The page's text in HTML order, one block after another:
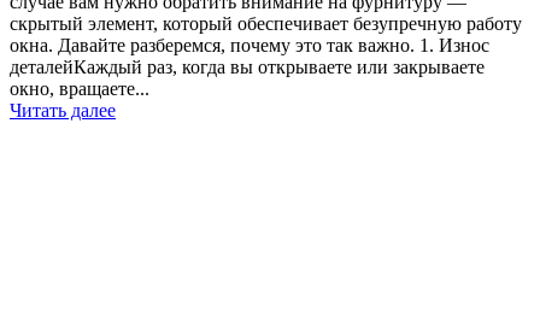
скрытый элемент, который обеспечивает безупречную работу
окна. Давайте разберемся, почему это так важно. 1. Износ
деталейКаждый раз, когда вы открываете или закрываете
окно, вращаете...
Читать далее